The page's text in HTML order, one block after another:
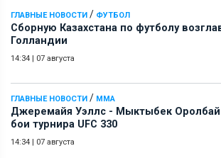
ГЛАВНЫЕ НОВОСТИ / ФУТБОЛ
Сборную Казахстана по футболу
Голландии
14:34 | 07 августа
ГЛАВНЫЕ НОВОСТИ / ММА
Джеремайя Уэллс - Мыктыбек Оролбай
бои турнира UFC 330
14:34 | 07 августа